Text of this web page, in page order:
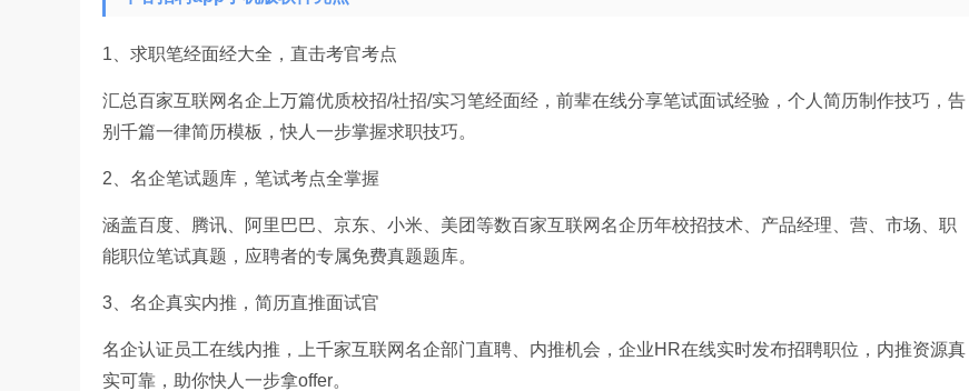
1、求职笔经面经大全，直击考官考点
汇总百家互联网名企上万篇优质校招/社招/实习笔经面经，前辈在线分享笔试面试经验，个人简历制作技巧，告
别千篇一律简历模板，快人一步掌握求职技巧。
2、名企笔试题库，笔试考点全掌握
涵盖百度、腾讯、阿里巴巴、京东、小米、美团等数百家互联网名企历年校招技术、产品经理、营、市场、职
能职位笔试真题，应聘者的专属免费真题题库。
3、名企真实内推，简历直推面试官
名企认证员工在线内推，上千家互联网名企部门直聘、内推机会，企业HR在线实时发布招聘职位，内推资源真
实可靠，助你快人一步拿offer。